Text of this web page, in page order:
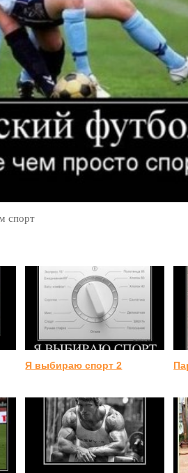
спорт
Я выбираю спорт 2